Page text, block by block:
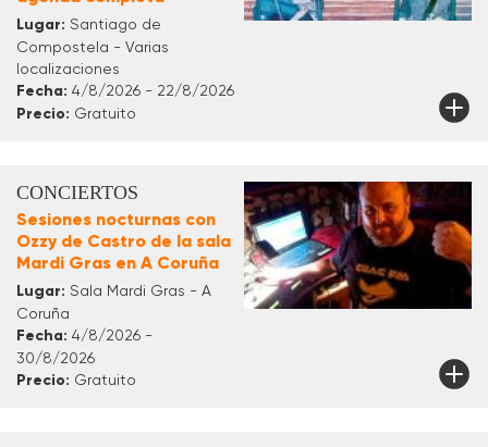
Lugar: Santiago de
Compostela - Varias
localizaciones
Fecha: 4/8/2026 - 22/8/2026
Precio: Gratuito
CONCIERTOS
Sesiones nocturnas con
Ozzy de Castro de la sala
Mardi Gras en A Coruña
Lugar: Sala Mardi Gras - A
Coruña
Fecha: 4/8/2026 -
30/8/2026
Precio: Gratuito